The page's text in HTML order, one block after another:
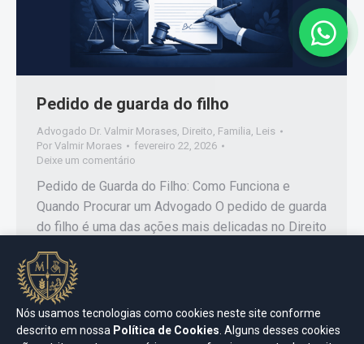
Pedido de guarda do filho
Advogado Dr. Valmir Morases Direito Familia Leis
Por Valmir Moraes
fevereiro 22, 2026
Deixe um comentário
Pedido de Guarda do Filho: Como Funciona e
Quando Procurar um Advogado O pedido de guarda
do filho é uma das ações mais delicadas no Direito
pais ou risco ao bem-estar da criança, a definição
da guarda passa a ser fundamental para garantir
estabilidade, segurança e desenvolvimento…
Nós usamos tecnologias como cookies neste site conforme
descrito em nossa Política de Cookies . Alguns desses cookies